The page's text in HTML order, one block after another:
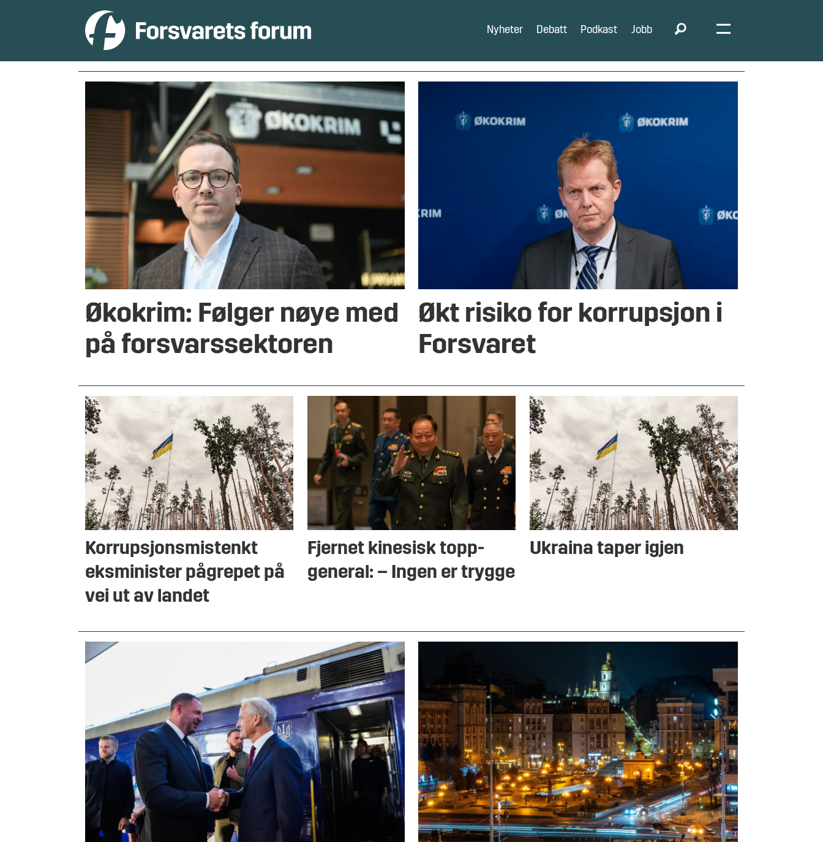
Nyheter Debatt Podkast Jobb
korrupsjon
Økokrim: Følger nøye med
på forsvarssektoren
Økt risiko for korrupsjon i
Forsvaret
Korrupsjonsmistenkt
eksminister pågrepet på
vei ut av landet
Fjernet kinesisk topp-
general: – Ingen er trygge
Ukraina taper igjen